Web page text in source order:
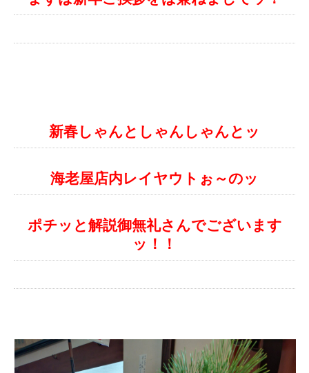
新春しゃんとしゃんしゃんとッ
海老屋店内レイヤウトぉ～のッ
ポチッと解説御無礼さんでございます
ッ！！